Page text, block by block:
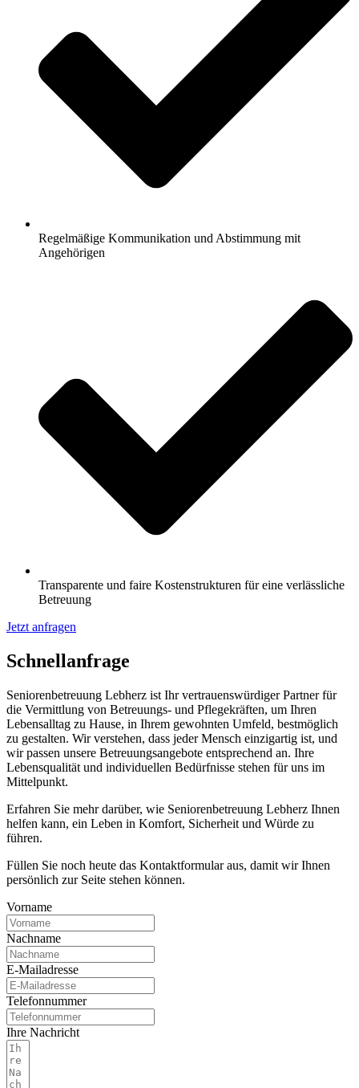
Regelmäßige Kommunikation und Abstimmung mit
Angehörigen
Transparente und faire Kostenstrukturen für eine verlässliche
Betreuung
Jetzt anfragen
Schnell­anfrage
Seniorenbetreuung Lebherz ist Ihr vertrauenswürdiger Partner für
die Vermittlung von Betreuungs- und Pflegekräften, um Ihren
Lebensalltag zu Hause, in Ihrem gewohnten Umfeld, bestmöglich
zu gestalten. Wir verstehen, dass jeder Mensch einzigartig ist, und
wir passen unsere Betreuungsangebote entsprechend an. Ihre
Lebensqualität und individuellen Bedürfnisse stehen für uns im
Mittelpunkt.
Erfahren Sie mehr darüber, wie Seniorenbetreuung Lebherz Ihnen
helfen kann, ein Leben in Komfort, Sicherheit und Würde zu
führen.
Füllen Sie noch heute das Kontaktformular aus, damit wir Ihnen
persönlich zur Seite stehen können.
Vorname
Nachname
E-Mailadresse
Telefonnummer
Ihre Nachricht